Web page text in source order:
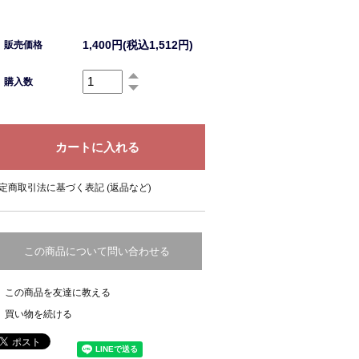
販売価格 1,400円(税込1,512円)
購入数
商取引法に基づく表記 (返品など)
この商品について問い合わせる
この商品を友達に教える
買い物を続ける